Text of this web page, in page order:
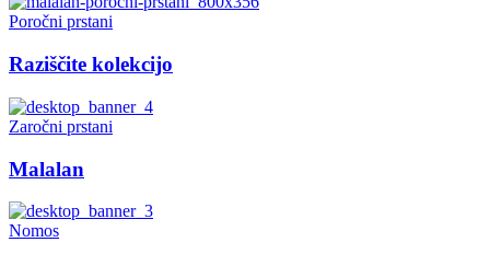
Poročni prstani
Raziščite kolekcijo
Zaročni prstani
Malalan
Nomos